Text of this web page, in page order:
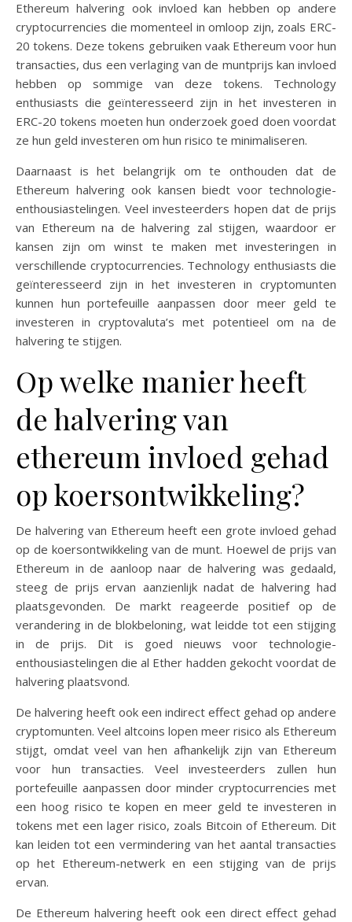
Ethereum halvering ook invloed kan hebben op andere
cryptocurrencies die momenteel in omloop zijn, zoals ERC-
20 tokens. Deze tokens gebruiken vaak Ethereum voor hun
transacties, dus een verlaging van de muntprijs kan invloed
hebben op sommige van deze tokens. Technology
enthusiasts die geïnteresseerd zijn in het investeren in
ERC-20 tokens moeten hun onderzoek goed doen voordat
ze hun geld investeren om hun risico te minimaliseren.
Daarnaast is het belangrijk om te onthouden dat de
Ethereum halvering ook kansen biedt voor technologie-
enthousiastelingen. Veel investeerders hopen dat de prijs
van Ethereum na de halvering zal stijgen, waardoor er
kansen zijn om winst te maken met investeringen in
verschillende cryptocurrencies. Technology enthusiasts die
geïnteresseerd zijn in het investeren in cryptomunten
kunnen hun portefeuille aanpassen door meer geld te
investeren in cryptovaluta’s met potentieel om na de
halvering te stijgen.
Op welke manier heeft
de halvering van
ethereum invloed gehad
op koersontwikkeling?
De halvering van Ethereum heeft een grote invloed gehad
op de koersontwikkeling van de munt. Hoewel de prijs van
Ethereum in de aanloop naar de halvering was gedaald,
steeg de prijs ervan aanzienlijk nadat de halvering had
plaatsgevonden. De markt reageerde positief op de
verandering in de blokbeloning, wat leidde tot een stijging
in de prijs. Dit is goed nieuws voor technologie-
enthousiastelingen die al Ether hadden gekocht voordat de
halvering plaatsvond.
De halvering heeft ook een indirect effect gehad op andere
cryptomunten. Veel altcoins lopen meer risico als Ethereum
stijgt, omdat veel van hen afhankelijk zijn van Ethereum
voor hun transacties. Veel investeerders zullen hun
portefeuille aanpassen door minder cryptocurrencies met
een hoog risico te kopen en meer geld te investeren in
tokens met een lager risico, zoals Bitcoin of Ethereum. Dit
kan leiden tot een vermindering van het aantal transacties
op het Ethereum-netwerk en een stijging van de prijs
ervan.
De Ethereum halvering heeft ook een direct effect gehad